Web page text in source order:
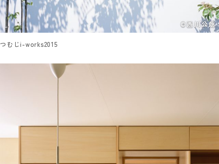
©西川公朗
つむじi-works2015